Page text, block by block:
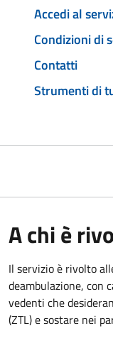
Accedi al
Condizioni di
Contatti
Strumenti di
A chi è
Il servizio è rivolto
deambulazione, con
vedenti che
(ZTL) e sostare nei